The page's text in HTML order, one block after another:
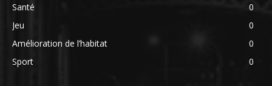
Santé
0
Jeu
0
Amélioration de l’habitat
0
Sport
0